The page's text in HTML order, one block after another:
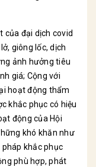
của đại dịch covid
giông lốc, dịch
ảnh hưởng tiêu
giá; Cộng với
hoạt động thẩm
khắc phục có hiệu
động của Hội
khó khăn như
khắc phục
phù hợp, phát